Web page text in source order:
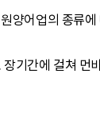
양어업의 종류
기간에 걸쳐